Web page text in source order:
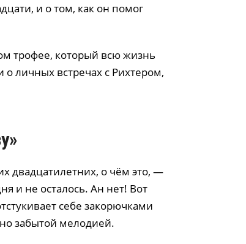
и о том, как он помог
трофее, который всю жизнь
личных встречах с Рихтером,
двадцатилетних, о чём это, —
и не осталось. Ан нет! Вот
себе закорючками
забытой мелодией.